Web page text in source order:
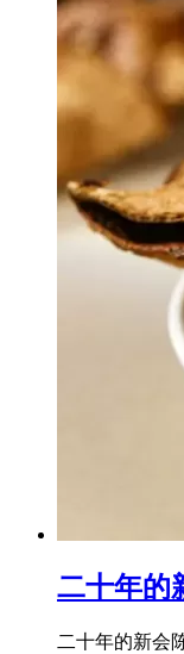
二十年的
二十年的新会